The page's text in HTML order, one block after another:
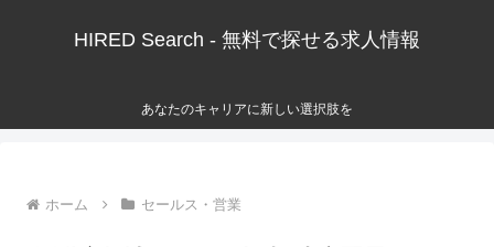
HIRED Search - 無料で探せる求人情報
あなたのキャリアに新しい選択肢を
ホーム セールス・営業